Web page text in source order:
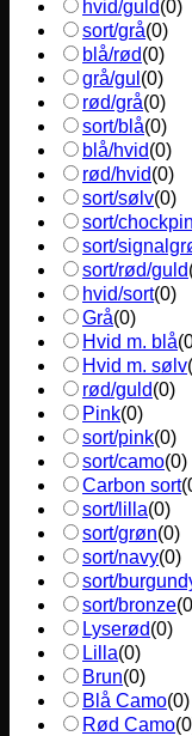
hvid/guld(0)
sort/grå(0)
blå/rød(0)
grå/gul (0)
rød/grå(0)
sort/blå(0)
blå/hvid(0)
rød/hvid(0)
sort/sølv(0)
sort/
sort/
sort/rød/guld
hvid/sort(0)
Grå(0)
Hvid m. blå(
Hvid m. sølv(
rød/guld(0)
Pink(0)
sort/pink(0)
sort/camo(0)
Carbon sort(
sort/lilla(0)
sort/grøn(0)
sort/navy(0)
sort/
sort/bronze(0
Lyserød(0)
Lilla(0)
Brun(0)
Blå Camo(0)
Rød Camo(0